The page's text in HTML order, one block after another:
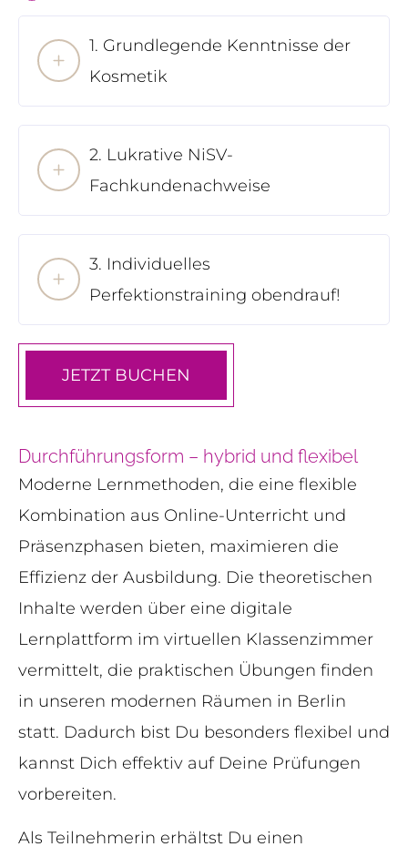
1. Grundlegende Kenntnisse der
Kosmetik
2. Lukrative NiSV-
Fachkundenachweise
3. Individuelles
Perfektionstraining obendrauf!
JETZT BUCHEN
Durchführungsform – hybrid und flexibel
Moderne Lernmethoden, die eine flexible
Kombination aus Online-Unterricht und
Präsenzphasen bieten, maximieren die
Effizienz der Ausbildung. Die theoretischen
Inhalte werden über eine digitale
Lernplattform im virtuellen Klassenzimmer
vermittelt, die praktischen Übungen finden
in unseren modernen Räumen in Berlin
statt. Dadurch bist Du besonders flexibel und
kannst Dich effektiv auf Deine Prüfungen
vorbereiten.
Als Teilnehmerin erhältst Du einen